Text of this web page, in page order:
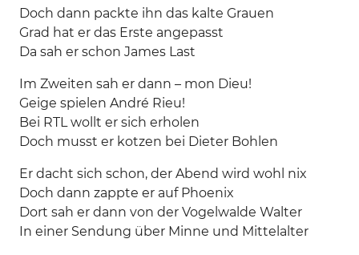
Doch dann packte ihn das kalte Grauen
Grad hat er das Erste angepasst
Da sah er schon James Last
Im Zweiten sah er dann – mon Dieu!
Geige spielen André Rieu!
Bei RTL wollt er sich erholen
Doch musst er kotzen bei Dieter Bohlen
Er dacht sich schon, der Abend wird wohl nix
Doch dann zappte er auf Phoenix
Dort sah er dann von der Vogelwalde Walter
In einer Sendung über Minne und Mittelalter